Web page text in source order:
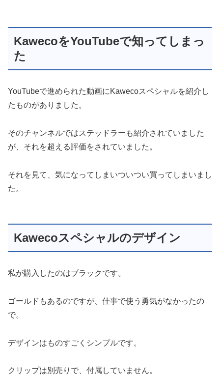
KawecoをYouTubeで知ってしまっ
た
YouTubeで進められた動画にKawecoスペシャルを紹介し
たものがありました。
そのチャンネルではステッドラーも紹介されていました
が、それを超える評価をされていました。
それを見て、気になってしまいついつい買ってしまいまし
た。
Kawecoスペシャルのデザイン
私が購入したのはブラックです。
ゴールドもあるのですが、仕事で使う勇気がなかったの
で。
デザインはものすごくシンプルです。
クリップは別売りで、付属していません。